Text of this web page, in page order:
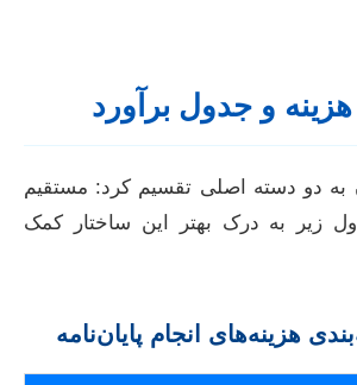
و جدول برآورد
به دو دسته اصلی تقسیم کرد: مستقیم
زیر به درک بهتر این ساختار کمک
هزینه‌های انجام پایان‌نامه